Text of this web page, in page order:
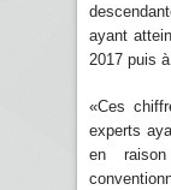
ayant
2017 puis
«Ces
experts
en